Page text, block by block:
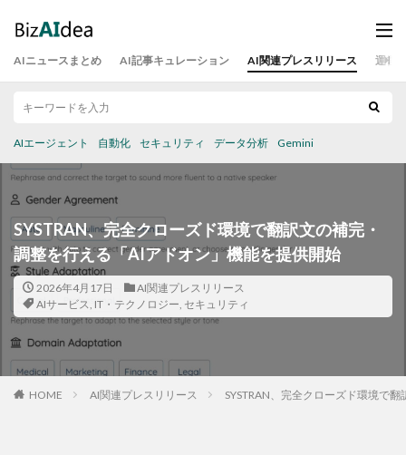
AIニュースまとめ AI記事キュレーション AI関連プレスリリース 運営
AIエージェント 自動化 セキュリティ データ分析 Gemini
SYSTRAN、完全クローズド環境で翻訳文の補完・
調整を行える「AIアドオン」機能を提供開始
2026年4月17日
AI関連プレスリリース
AIサービス, IT・テクノロジー, セキュリティ
HOME AI関連プレスリリース SYSTRAN、完全クローズド環境で